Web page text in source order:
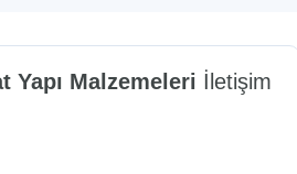
Yapı Malzemeleri İletişim